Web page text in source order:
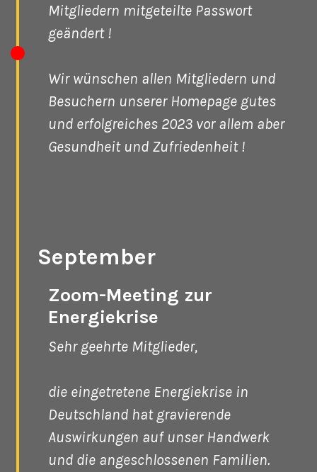
Mitgliedern mitgeteilte Passwort
geändert !
Wir wünschen allen Mitgliedern und
Besuchern unserer Homepage gutes
und erfolgreiches 2023 vor allem aber
Gesundheit und Zufriedenheit !
Zoom-Meeting zur
Energiekrise
Sehr geehrte Mitglieder,
die eingetretene Energiekrise in
Deutschland hat gravierende
Auswirkungen auf unser Handwerk
und die angeschlossenen Familien.
September